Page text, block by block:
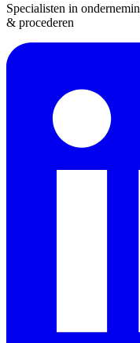
Specialisten in
& procederen